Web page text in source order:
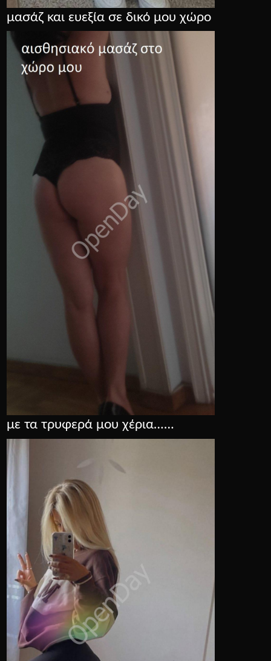
μασάζ και ευεξία σε δικό μου χώρο
με τα τρυφερά μου χέρια……